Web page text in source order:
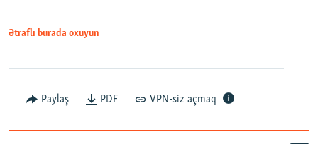
Ətraflı burada oxuyun
Paylaş PDF VPN-siz açmaq